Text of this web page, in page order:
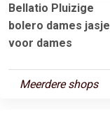
Bellatio Pluizige
bolero dames jasje
voor dames
Meerdere shops